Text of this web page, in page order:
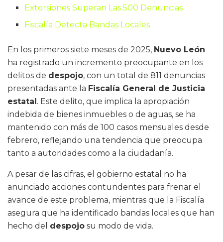
Extorsiones Superan Las 500 Denuncias
Fiscalía Detecta Bandas Locales
En los primeros siete meses de 2025, Nuevo León
ha registrado un incremento preocupante en los
delitos de despojo, con un total de 811 denuncias
presentadas ante la Fiscalía General de Justicia
estatal. Este delito, que implica la apropiación
indebida de bienes inmuebles o de aguas, se ha
mantenido con más de 100 casos mensuales desde
febrero, reflejando una tendencia que preocupa
tanto a autoridades como a la ciudadanía.
A pesar de las cifras, el gobierno estatal no ha
anunciado acciones contundentes para frenar el
avance de este problema, mientras que la Fiscalía
asegura que ha identificado bandas locales que han
hecho del despojo su modo de vida.